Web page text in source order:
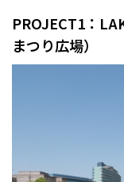
PROJECT1：
まつり広場）